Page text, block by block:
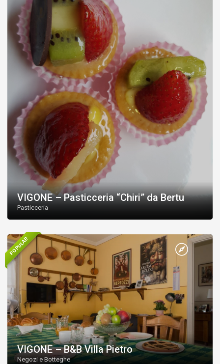
VIGONE – Pasticceria “Chiri” da Bertu
Pasticceria
POPULAR
VIGONE – B&B Villa Pietro
Negozi e Botteghe